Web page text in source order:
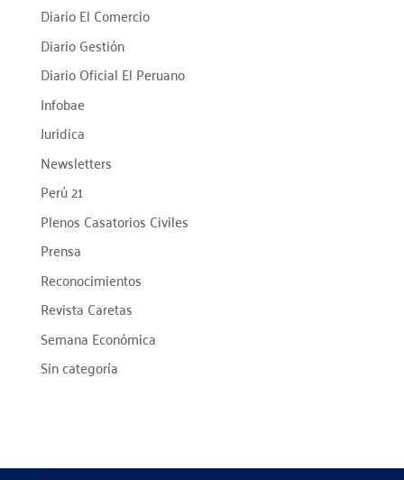
Diario El Comercio
Diario Gestión
Diario Oficial El Peruano
Infobae
Juridica
Newsletters
Perú 21
Plenos Casatorios Civiles
Prensa
Reconocimientos
Revista Caretas
Semana Económica
Sin categoría